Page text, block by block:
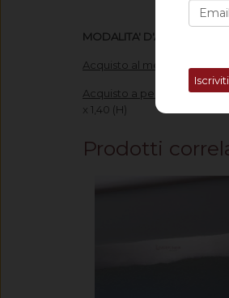
MODALITA' D'ACQUISTO
Acquisto al metro :
Acquisto a pezza
: imposta
x 1,40 (H)
Prodotti
Iscriviti